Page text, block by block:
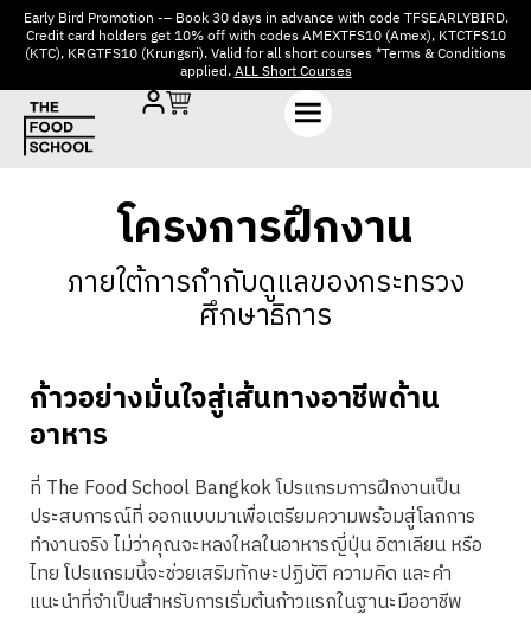
Early Bird Promotion -– Book 30 days in advance with code TFSEARLYBIRD.
Credit card holders get 10% off with codes AMEXTFS10 (Amex), KTCTFS10
(KTC), KRGTFS10 (Krungsri). Valid for all short courses *Terms & Conditions
applied.ALL Short Courses
โครงการฝึกงาน
ภายใต้การกำกับดูแลของกระทรวง
ศึกษาธิการ
ก้าวอย่างมั่นใจสู่เส้นทางอาชีพด้าน
อาหาร
ที่ The Food School Bangkok โปรแกรมการฝึกงานเป็น
ประสบการณ์ที่ ออกแบบมาเพื่อเตรียมความพร้อมสู่โลกการ
ทำงานจริง ไม่ว่าคุณจะหลงใหลในอาหารญี่ปุ่น อิตาเลียน หรือ
ไทย โปรแกรมนี้จะช่วยเสริมทักษะปฏิบัติ ความคิด และคำ
แนะนำที่จำเป็นสำหรับการเริ่มต้นก้าวแรกในฐานะมืออาชีพ